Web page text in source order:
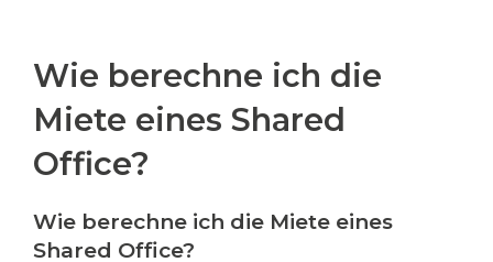
Wie berechne ich die
Miete eines Shared
Office?
Wie berechne ich die Miete eines
Shared Office?